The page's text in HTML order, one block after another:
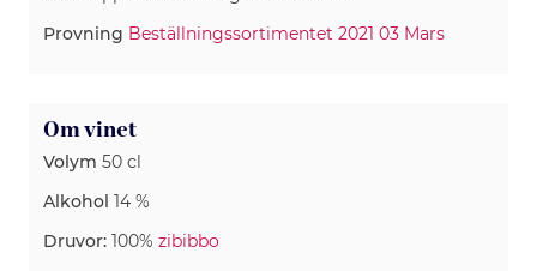
Provning Beställningssortimentet 2021 03 Mars
Om vinet
Volym 50 cl
Alkohol 14 %
Druvor: 100% zibibbo